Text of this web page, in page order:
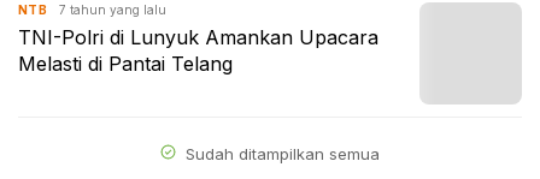
NTB 7 tahun yang lalu
TNI-Polri di Lunyuk Amankan Upacara
Melasti di Pantai Telang
Sudah ditampilkan semua